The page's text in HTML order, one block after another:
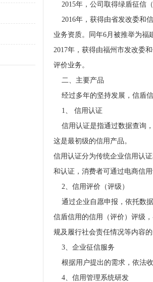
2015年，公司取得绿盾征信
2016年，获得由省发改委和
业务资质。同年6月被推举为福
2017年，获得由福州市发改委
评价业务。
二、主要产品
经过多年的坚持发展，信盾
1、 信用认证
信用认证是指通过数据查询
这是最初级的信用产品。
信用认证分为传统企业信用认
和认证，消费者可通过电商信
2、信用评价（评级）
通过企业自愿申报，依托数
信盾信用的信用（评价）评级
规及履行社会责任情况等内容
3、企业征信服务
根据用户提出的需求，依法
4、信用管理系统研发